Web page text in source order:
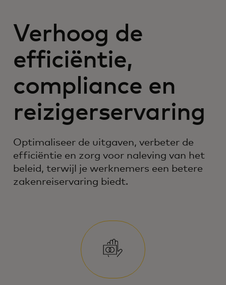
Verhoog de
efficiëntie,
compliance en
reizigerservaring
Optimaliseer de uitgaven, verbeter de
efficiëntie en zorg voor naleving van het
beleid, terwijl je werknemers een betere
zakenreiservaring biedt.